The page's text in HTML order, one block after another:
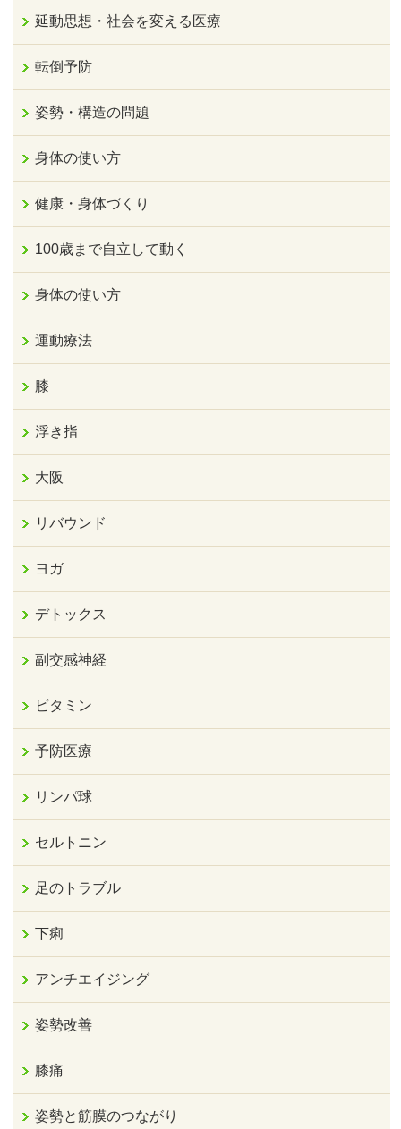
延動思想・社会を変える医療
転倒予防
姿勢・構造の問題
身体の使い方
健康・身体づくり
100歳まで自立して動く
身体の使い方
運動療法
膝
浮き指
大阪
リバウンド
ヨガ
デトックス
副交感神経
ビタミン
予防医療
リンパ球
セルトニン
足のトラブル
下痢
アンチエイジング
姿勢改善
膝痛
姿勢と筋膜のつながり